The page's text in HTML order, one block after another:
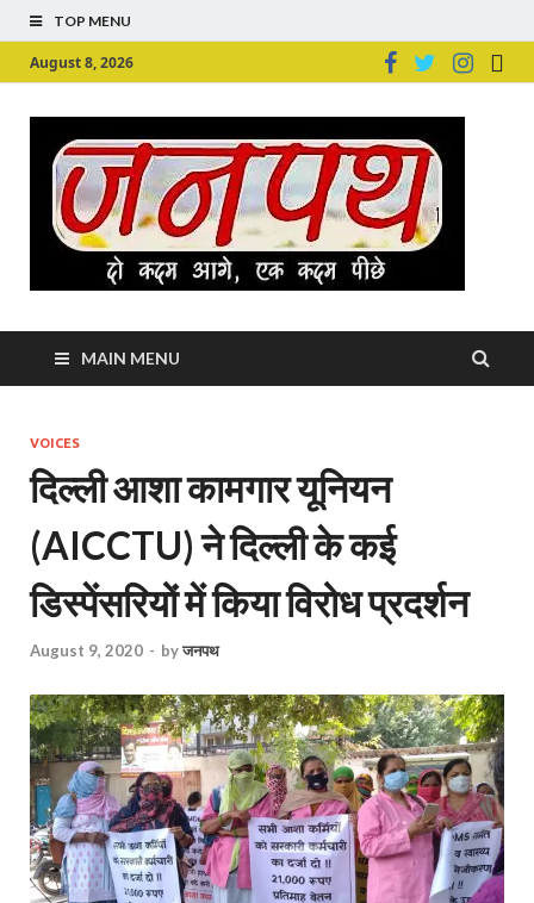
TOP MENU
August 8, 2026
MAIN MENU
VOICES
दिल्ली आशा कामगार यूनियन
(AICCTU) ने दिल्ली के कई
डिस्पेंसरियों में किया विरोध प्रदर्शन
August 9, 2020 - byजनपथ